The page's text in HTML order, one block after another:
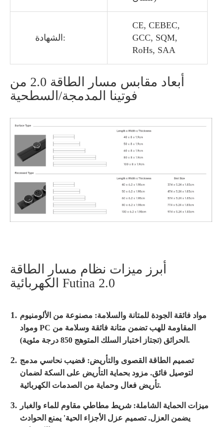
الشهادة:
CE, CEBEC,
GCC, SQM,
RoHs, SAA
أبعاد مقابس مسار الطاقة 2.0 من
فوتينا المدمجة/السطحية
أبرز ميزات نظام مسار الطاقة
الكهربائية Futina 2.0
مواد فائقة الجودة للمتانة والسلامة: مصنوعة من الألومنيوم
ومواد PC المقاومة للهب تضمن متانة فائقة وسلامة من
الحرائق (تجتاز اختبار السلك المتوهج 850 درجة مئوية).
تصميم الطاقة القصوى والتأريض: قضيب نحاسي مدمج
لتوصيل فائق. مزود بحماية التأريض على السكة لضمان
تأريض فعال وحماية من الصدمات الكهربائية.
ميزات الحماية الشاملة: شريط مطاطي مقاوم للماء والغبار
يضمن العزل. تصميم عزل الأجزاء الحية' يمنع الحوادث